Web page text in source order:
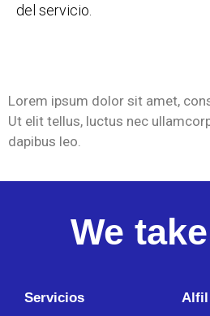
del servicio.
Lorem ipsum dolor sit amet,
Ut elit tellus, luctus nec
dapibus leo.
We
Servicios